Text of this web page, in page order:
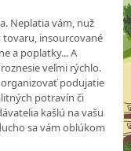
Neplatia vám, nuž
insourcované
a poplatky... A
veľmi rýchlo.
podujatie
potravín či
kašlú na vašu
sa vám oblúkom